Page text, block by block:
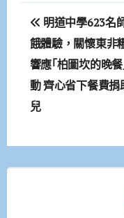
文
章
導
覽
明道中學623名
餓體驗，關懷東非
響應｢柏圖坎的晚
動 齊心省下餐費捐
兒